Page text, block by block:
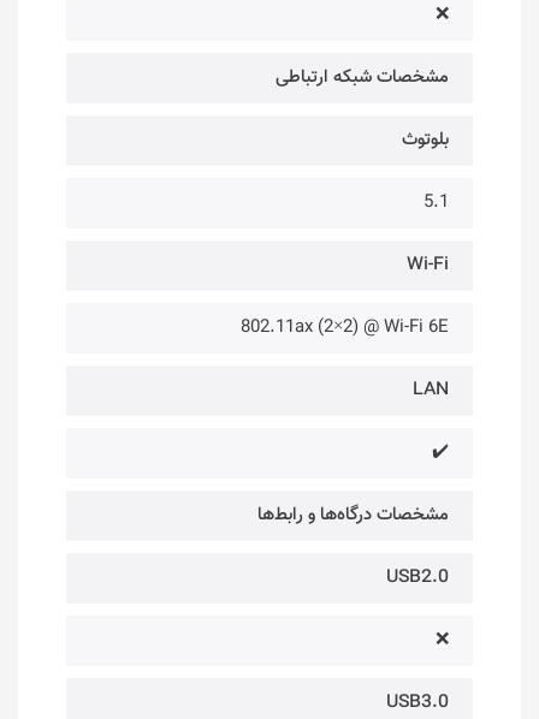
❌
مشخصات شبکه ارتباطی
بلوتوث
5.1
Wi-Fi
802.11ax (2×2) @ Wi-Fi 6E
LAN
✔️
مشخصات درگاه‌ها و رابط‌ها
USB2.0
❌
USB3.0